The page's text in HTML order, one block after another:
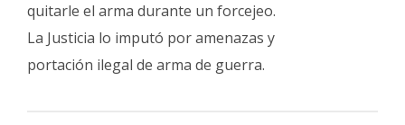
quitarle el arma durante un forcejeo.
La Justicia lo imputó por amenazas y
portación ilegal de arma de guerra.